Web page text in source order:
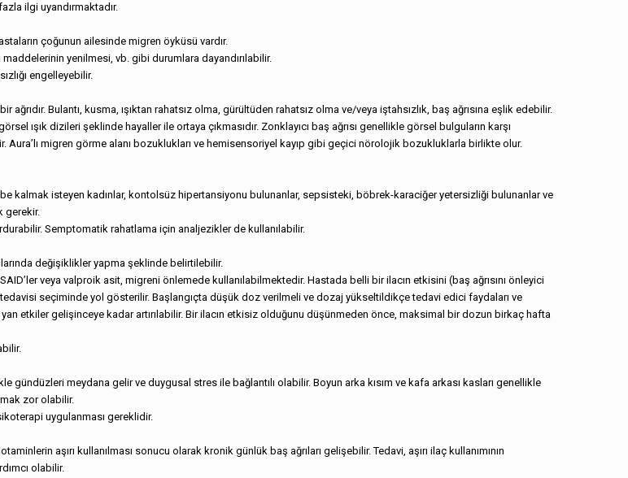
ilgi uyandırmaktadır.
çoğunun ailesinde migren öyküsü vardır.
yenilmesi, vb. gibi durumlara dayandırılabilir.
engelleyebilir.
ağrıdır. Bulantı, kusma, ışıktan rahatsız olma, gürültüden rahatsız olma ve/veya iştahsızlık, baş ağrısına eşlik edebilir.
ışık dizileri şeklinde hayaller ile ortaya çıkmasıdır. Zonklayıcı baş ağrısı genellikle görsel bulguların karşı
Aura’lı migren görme alanı bozuklukları ve hemisensoriyel kayıp gibi geçici nörolojik bozukluklarla birlikte olur.
kalmak isteyen kadınlar, kontolsüz hipertansiyonu bulunanlar, sepsisteki, böbrek-karaciğer yetersizliği bulunanlar ve
gerekir.
Semptomatik rahatlama için analjezikler de kullanılabilir.
değişiklikler yapma şeklinde belirtilebilir.
veya valproik asit, migreni önlemede kullanılabilmektedir. Hastada belli bir ilacın etkisini (baş ağrısını önleyici
seçiminde yol gösterilir. Başlangıçta düşük doz verilmeli ve dozaj yükseltildikçe tedavi edici faydaları ve
etkiler gelişinceye kadar artırılabilir. Bir ilacın etkisiz olduğunu düşünmeden önce, maksimal bir dozun birkaç hafta
gündüzleri meydana gelir ve duygusal stres ile bağlantılı olabilir. Boyun arka kısım ve kafa arkası kasları genellikle
zor olabilir.
uygulanması gereklidir.
aşırı kullanılması sonucu olarak kronik günlük baş ağrıları gelişebilir. Tedavi, aşırı ilaç kullanımının
olabilir.